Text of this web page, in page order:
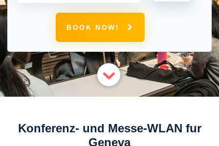
BOOK NOW!
Konferenz- und Messe-WLAN fur
Geneva